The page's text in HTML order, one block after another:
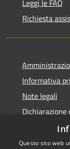
Leggi le FAQ
Richiesta
Informativa
Note legali
Dichiarazione
Questo sito web